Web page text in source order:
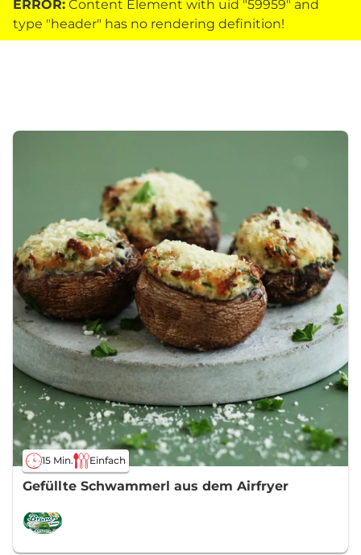
ERROR: Content Element with uid "59959" and
type "header" has no rendering definition!
15 Min. Einfach
Gefüllte Schwammerl aus dem Airfryer